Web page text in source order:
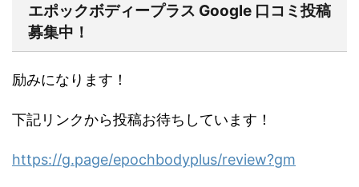
エポックボディープラス Google 口コミ投稿
募集中！
励みになります！
下記リンクから投稿お待ちしています！
https://g.page/epochbodyplus/review?gm